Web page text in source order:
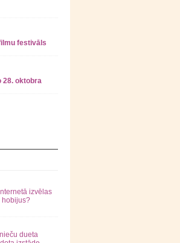
festivāls
28. oktobra
izvēlas
hobijus?
dueta